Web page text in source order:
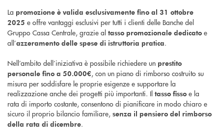
La promozione è valida esclusivamente fino al 31 ottobre
2025 e offre vantaggi esclusivi per tutti i clienti delle Banche del
Gruppo Cassa Centrale, grazie al tasso promozionale dedicato e
all’azzeramento delle spese di istruttoria pratica.
Nell’ambito dell’iniziativa è possibile richiedere un prestito
personale fino a 50.000€, con un piano di rimborso costruito su
misura per soddisfare le proprie esigenze e supportare la
realizzazione anche dei progetti più importanti. Il tasso fisso e la
rata di importo costante, consentono di pianificare in modo chiaro e
sicuro il proprio bilancio familiare, senza il pensiero del rimborso
della rata di dicembre.